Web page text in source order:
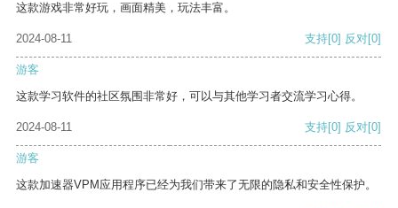
这款游戏非常好玩，画面精美，玩法丰富。
2024-08-11 支持[0] 反对[0]
游客
这款学习软件的社区氛围非常好，可以与其他学习者交流学习心得。
2024-08-11 支持[0] 反对[0]
游客
这款加速器VPM应用程序已经为我们带来了无限的隐私和安全性保护。